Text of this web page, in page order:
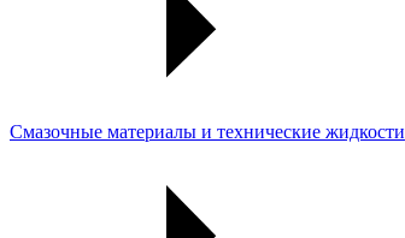
Смазочные материалы и технические жидкости